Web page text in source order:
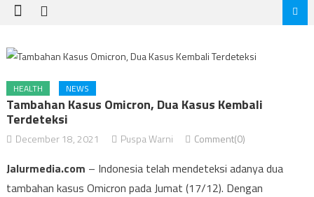
HEALTH NEWS
Tambahan Kasus Omicron, Dua Kasus Kembali
Terdeteksi
December 18, 2021 Puspa Warni Comment(0)
Jalurmedia.com – Indonesia telah mendeteksi adanya dua
tambahan kasus Omicron pada Jumat (17/12). Dengan